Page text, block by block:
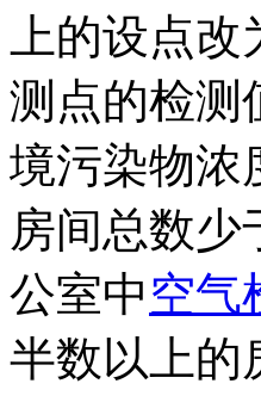
上的设点
测点的检测
境污染物浓
房间总数
公室中空气
半数以上的